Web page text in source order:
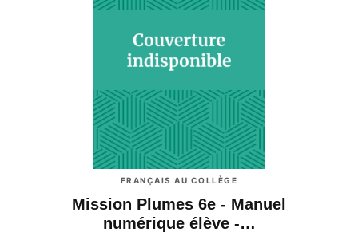
FRANÇAIS AU COLLÈGE
Mission Plumes 6e - Manuel
numérique élève -…